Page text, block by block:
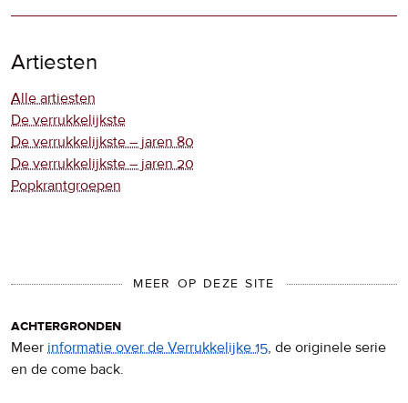
Artiesten
Alle artiesten
De verrukkelijkste
De verrukkelijkste – jaren 80
De verrukkelijkste – jaren 20
Popkrantgroepen
MEER OP DEZE SITE
achtergronden
Meer informatie over de Verrukkelijke 15, de originele serie
en de come back.